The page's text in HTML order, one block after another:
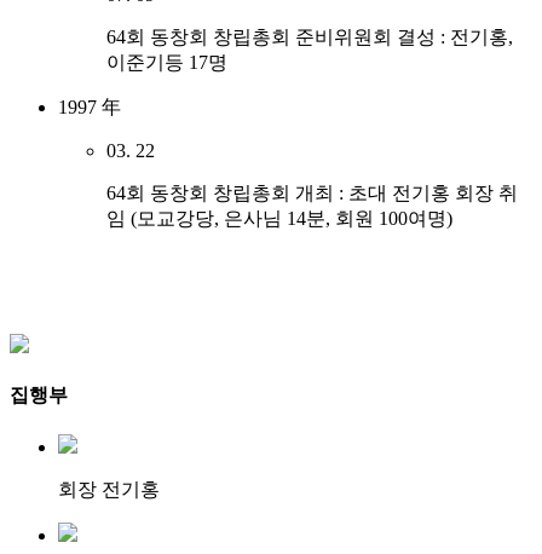
64회 동창회 창립총회 준비위원회 결성 : 전기홍,
이준기등 17명
1997 年
03. 22
64회 동창회 창립총회 개최 : 초대 전기홍 회장 취
임 (모교강당, 은사님 14분, 회원 100여명)
집행부
회장 전기홍